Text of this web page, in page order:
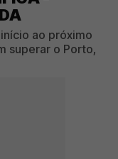
ao próximo
superar o Porto,